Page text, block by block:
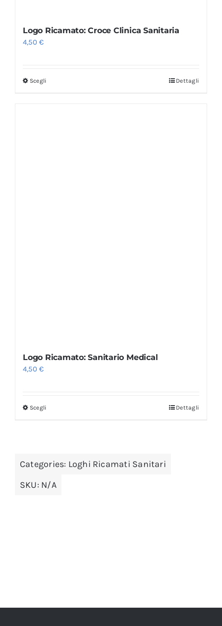
Logo Ricamato: Croce Clinica Sanitaria
4,50€
Scegli Dettagli
Logo Ricamato: Sanitario Medical
4,50€
Scegli Dettagli
Categories: Loghi Ricamati Sanitari
SKU: N/A